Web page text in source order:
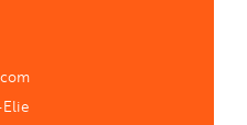
Elie